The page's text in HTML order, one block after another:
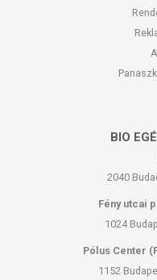
BIO
2040
Fény utcai
1024
Pólus Center
1152